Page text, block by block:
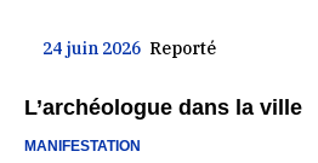
24 juin 2026 Reporté
L’archéologue dans la ville
MANIFESTATION